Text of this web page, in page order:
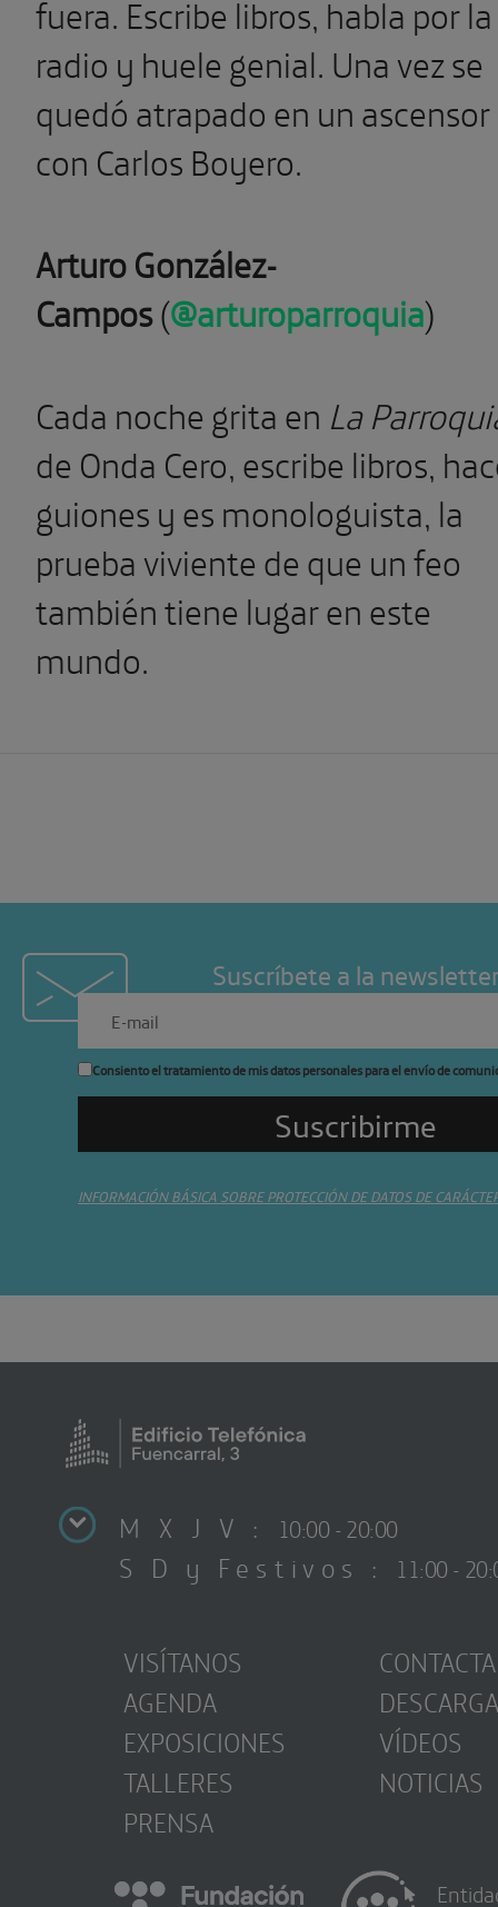
fuera. Escribe libros, habla por la
radio y huele genial. Una vez se
quedó atrapado en un ascensor
con Carlos Boyero.
Arturo González-
Campos(@arturoparroquia)
Cada noche grita en La
de Onda Cero, escribe libros,
guiones y es monologuista, la
prueba viviente de que un feo
también tiene lugar en este
mundo.
Suscríbete a la
Consiento el tratamiento de mis datos personales para el envío de
INFORMACIÓN BÁSICA SOBRE PROTECCIÓN DE DATOS DE
M X J V : 10:00 - 20:00
S D y Festivos : 11:00 -
VISÍTANOS
AGENDA
EXPOSICIONES
TALLERES
PRENSA
CONTACTA
VÍDEOS
NOTICIAS